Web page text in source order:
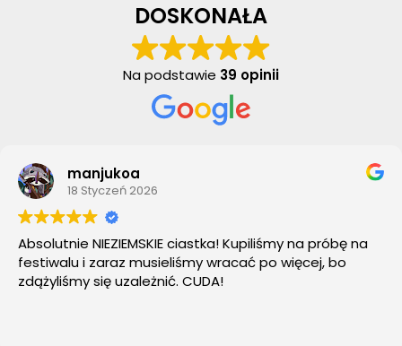
DOSKONAŁA
Na podstawie 39 opinii
manjukoa
18 Styczeń 2026
Absolutnie NIEZIEMSKIE ciastka! Kupiliśmy na próbę na
festiwalu i zaraz musieliśmy wracać po więcej, bo
zdążyliśmy się uzależnić. CUDA!